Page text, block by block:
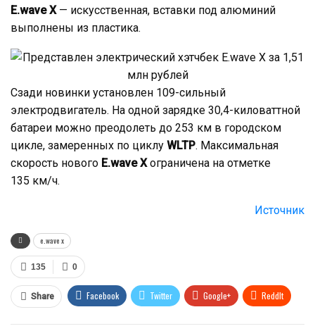
E.wave X— искусственная, вставки под алюминий
выполнены из пластика.
Сзади новинки установлен 109-сильный
электродвигатель. На одной зарядке 30,4-киловаттной
батареи можно преодолеть до 253 км в городском
цикле, замеренных по циклу WLTP. Максимальная
скорость нового E.wave Xограничена на отметке
135 км/ч.
Источник
e.wave x
0
135
Share Facebook Twitter Google+ ReddIt